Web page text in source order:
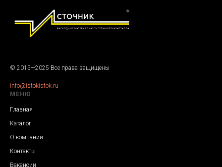
© 2015—2025 Все права защищены
info@istokistok.ru
МЕНЮ
Главная
Каталог
О компании
Контакты
Вакансии